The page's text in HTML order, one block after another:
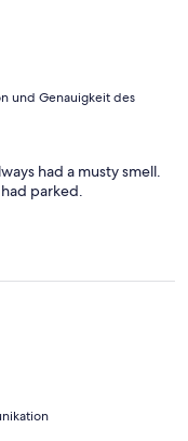
und Genauigkeit des
had a musty smell.
parked.